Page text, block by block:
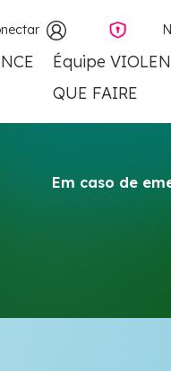
Équipe
QUE FAIRE
Em caso de